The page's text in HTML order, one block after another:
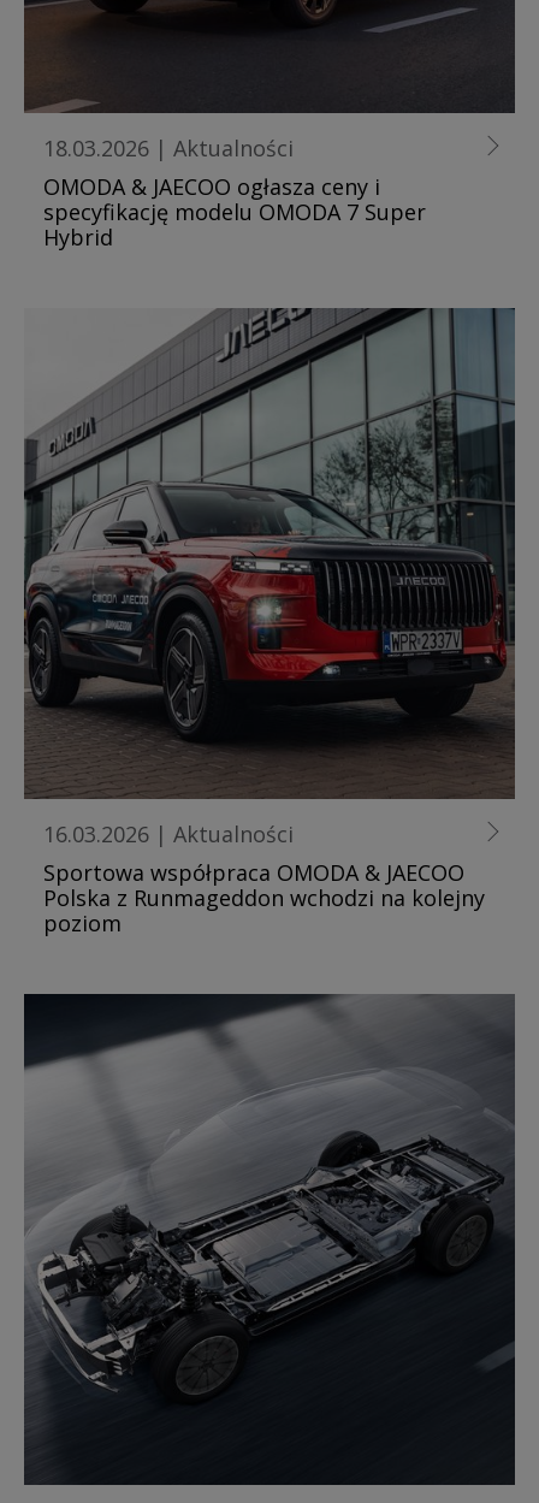
18.03.2026 | Aktualności
OMODA & JAECOO ogłasza ceny i
specyfikację modelu OMODA 7 Super
Hybrid
16.03.2026 | Aktualności
Sportowa współpraca OMODA & JAECOO
Polska z Runmageddon wchodzi na kolejny
poziom